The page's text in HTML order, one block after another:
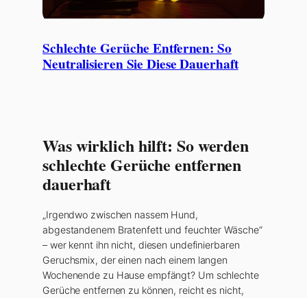
Schlechte Gerüche Entfernen: So
Neutralisieren Sie Diese Dauerhaft
Was wirklich hilft: So werden
schlechte Gerüche entfernen
dauerhaft
„Irgendwo zwischen nassem Hund,
abgestandenem Bratenfett und feuchter Wäsche“
– wer kennt ihn nicht, diesen undefinierbaren
Geruchsmix, der einen nach einem langen
Wochenende zu Hause empfängt? Um schlechte
Gerüche entfernen zu können, reicht es nicht,